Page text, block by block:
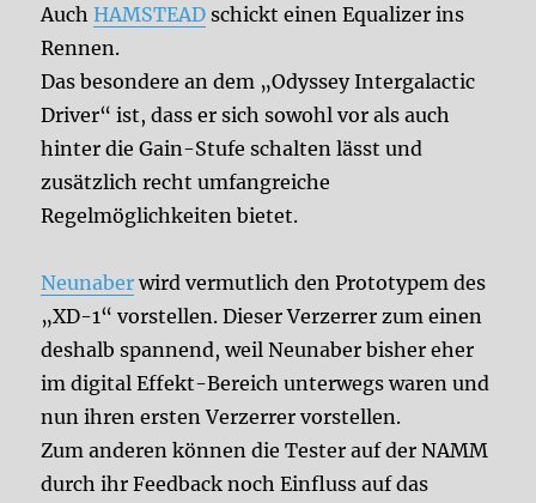
Auch HAMSTEAD schickt einen Equalizer ins
Rennen.
Das besondere an dem „Odyssey Intergalactic
Driver“ ist, dass er sich sowohl vor als auch
hinter die Gain-Stufe schalten lässt und
zusätzlich recht umfangreiche
Regelmöglichkeiten bietet.
Neunaber wird vermutlich den Prototypem des
„XD-1“ vorstellen. Dieser Verzerrer zum einen
deshalb spannend, weil Neunaber bisher eher
im digital Effekt-Bereich unterwegs waren und
nun ihren ersten Verzerrer vorstellen.
Zum anderen können die Tester auf der NAMM
durch ihr Feedback noch Einfluss auf das